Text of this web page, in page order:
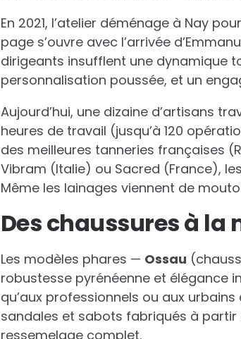
En 2021, l’atelier déménage à Nay
page s’ouvre avec l’arrivée
dirigeants insufflent une dynamique
personnalisation poussée, et un
Aujourd’hui, une dizaine d’artisans
heures de travail (jusqu’à 120
des meilleures tanneries françaises
Vibram (Italie) ou Sacred (France),
Même les lainages viennent de
Des chaussures à
Les modèles phares — Ossau
robustesse pyrénéenne et élégance
qu’aux professionnels ou aux
sandales et sabots fabriqués à partir
ressemelage complet.